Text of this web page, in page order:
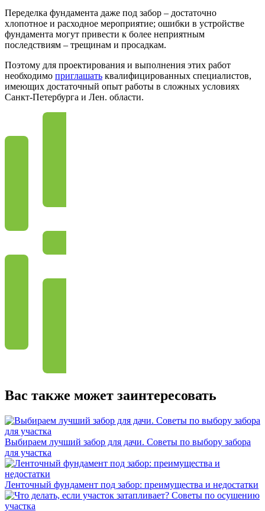
Переделка фундамента даже под забор – достаточно
хлопотное и расходное мероприятие; ошибки в устройстве
фундамента могут привести к более неприятным
последствиям – трещинам и просадкам.
Поэтому для проектирования и выполнения этих работ
необходимо приглашать квалифицированных специалистов,
имеющих достаточный опыт работы в сложных условиях
Санкт-Петербурга и Лен. области.
Вас также может заинтересовать
Выбираем лучший забор для дачи. Советы по выбору забора
для участка
Ленточный фундамент под забор: преимущества и недостатки